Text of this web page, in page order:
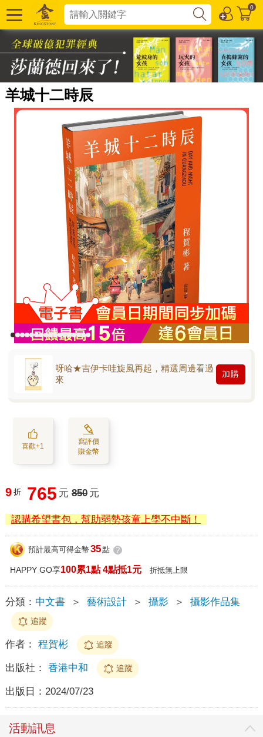
0
羊城十二時辰
呀哈★吉伊卡哇旋風再起，精選周邊看過
來
加購
喜歡+1
寫評價
賺金幣
9 折 765 元 850 元
認購希望書包，幫助弱勢孩童上學不中斷！
預計最高可得金幣 35點 ?
HAPPY GO享100累1點 4點抵1元 折抵無上限
分類： 中文書 ＞ 藝術設計 ＞ 攝影 ＞ 攝影作品集
追蹤
作者： 程賀彬 追蹤
出版社： 香港中和 追蹤
出版日： 2024/07/23
活動訊息